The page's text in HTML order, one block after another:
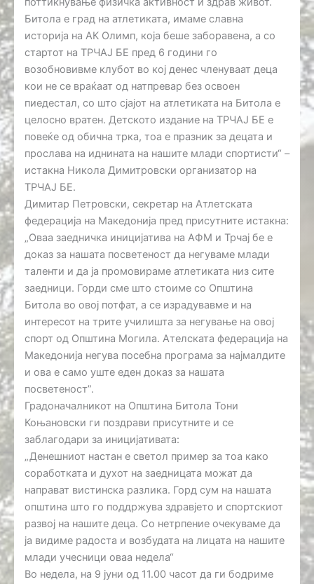
Битола е град на атлетиката, имаме славна
историја на АК Олимп, која беше заборавена, а со
стартот на ТРЧАЈ БЕ пред 6 години го
возобновивме клубот во кој денес членуваат деца
кои не се враќаат од натпревар без освоен
пиедестал, со што сјајот на атлетиката на Битола е
целосно вратен. Детското издание на ТРЧАЈ БЕ е
повеќе од обична трка, тоа е празник за децата и
прослава на иднината на нашите млади спортисти“ –
истакна Никола Димитровски организатор на
ТРЧАЈ БЕ.
Димитар Петровски, секретар на Атлетската
федерација на Македонија пред присутните истакна:
„Оваа заедничка иницијатива на АФМ и Трчај бе е
доказ за нашата посветеност да негуваме млади
таленти и да ја промовираме атлетиката низ сите
заедници. Горди сме што стоиме со Општина
Битола во овој потфат, а се израдувавме и на
интересот на трите училишта за негување на овој
спорт од Општина Могила. Ателската федерација на
Македонија негува посебна програма за најмалдите
и ова е само уште еден доказ за нашата
посветеност”.
Градоначалникот на Општина Битола Тони
Коњановски ги поздрави присутните и се
заблагодари за иницијативата:
„Денешниот настан е светол пример за тоа како
соработката и духот на заедницата можат да
направат вистинска разлика. Горд сум на нашата
општина што го поддржува здравјето и спортскиот
развој на нашите деца. Со нетрпение очекуваме да
ја видиме радоста и возбудата на лицата на нашите
млади учесници оваа недела“
Во недела, на 9 јуни од 11.00 часот да ги бодриме